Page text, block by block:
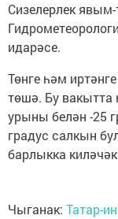
Сизелерлек
идарәсе.
Төнге һәм
төшә. Бу вакытта
урыны белән -25
градус салкын
барлыкка
Чыганак: Татар-